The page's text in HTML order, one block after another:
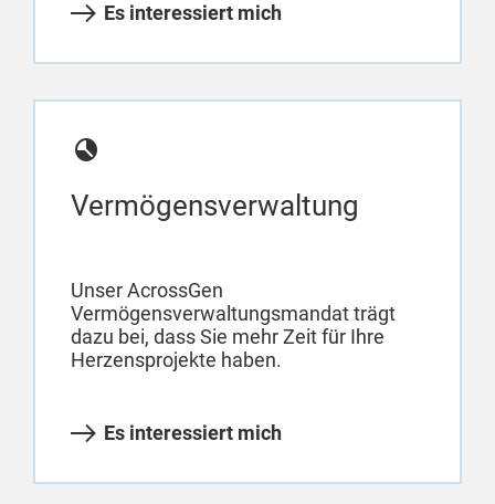
Es interessiert mich
Vermögensverwaltung
Unser AcrossGen
Vermögensverwaltungsmandat trägt
dazu bei, dass Sie mehr Zeit für Ihre
Herzensprojekte haben.
Es interessiert mich